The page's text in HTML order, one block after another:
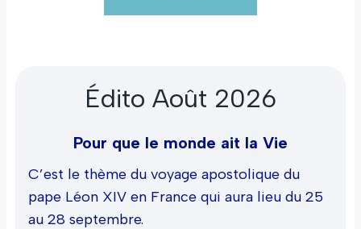
Édito Août 2026
Pour que le monde ait la Vie
C’est le thème du voyage apostolique du
pape Léon XIV en France qui aura lieu du 25
au 28 septembre.